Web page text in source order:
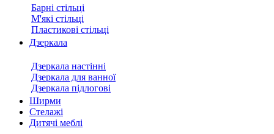
Барні стільці
М'які стільці
Пластикові стільці
Дзеркала
Дзеркала настінні
Дзеркала для ванної
Дзеркала підлогові
Ширми
Стелажі
Дитячі меблі